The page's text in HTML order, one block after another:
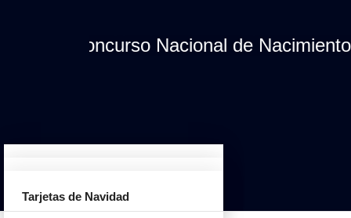
Concurso Nacional de Nacimientos
Programa Suyajruna
Nacimientos Navidad es Jesús
Tarjetas de Navidad